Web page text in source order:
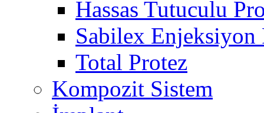
Hassas Tutuculu
Sabilex Enjeksiyon
Total Protez
Kompozit Sistem